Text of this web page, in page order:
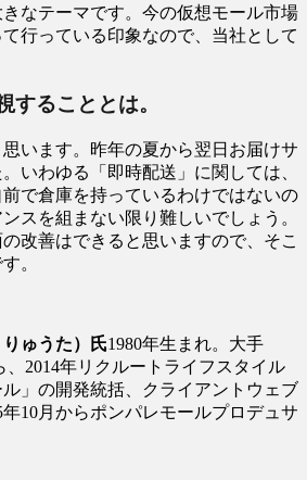
なテーマです。今の仮想モール市場
行っている印象なので、当社として
ることとは。
います。昨年の夏から翌日お届けサ
いわゆる「即時配送」に関しては、
で倉庫を持っているわけではないの
スを組まない限り難しいでしょう。
改善はできると思いますので、そこ
。
ゅうた）氏1980年生まれ。大手
2014年リクルートライフスタイル
」の開発統括、クライアントウェブ
10月からポンパレモールプロデュサ